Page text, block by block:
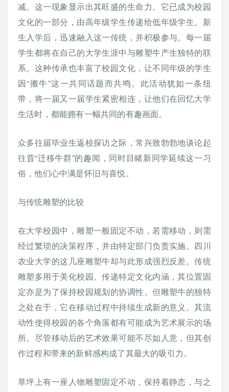
减。这一现象显示出其旺盛的生命力。它已成为校园
文化的一部分，由高年级学生传递给低年级学生。新
生入学后，迅速融入这一传统，并积极参与。每一届
学生都将在自己的大学生涯中与雕塑牛产生独特的联
系。这种传承也丰富了校园文化，让不同年级的学生
因“搬牛”这一共同话题而共鸣。此活动犹如一条纽
带，将一届又一届学生紧密相连，让他们在回忆大学
生活时，都能拥有一幅共同的有趣画面。
众多往届毕业生返校探访之际，常兴致勃勃地谈论起
往昔“迁移牛群”的趣闻，同时目睹新同学延续这一习
俗，他们心中满是怀旧与喜悦。
与传统雕塑的比较
在大学校园中，雕塑一般固定不动，若需移动，则需
经过繁琐的决策程序，并由特定部门负责实施。四川
农业大学的这几座雕塑牛却与此形成强烈反差。传统
雕塑多用于美化校园、传递特定文化内涵，其位置固
定亦是为了保持校园规划的协调性。但雕塑牛的独特
之处在于，它在移动过程中持续生成新的意义。其流
动性使得校园的各个角落都有可能成为艺术展示的场
所。尽管移动后的艺术效果可能不尽如人意，但其创
作过程和带来的新鲜感构成了其最大的吸引力。
草坪上有一座人物雕塑固定不动，保持着静态，与之